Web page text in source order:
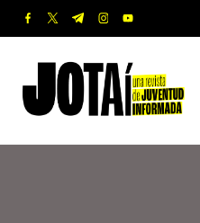
Saltar
contenido
facebook.com
twitter.com
t.me instagram.com
youtube.com
o
t
revista
de
Informada